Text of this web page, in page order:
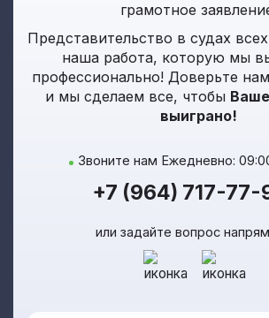
грамотное
Представительство в судах
наша работа, которую мы
профессионально! Доверьте
и мы сделаем все, чтобы
выиграно!
Звоните нам Ежедневно:
+7 (964) 717-77-
или задайте вопрос